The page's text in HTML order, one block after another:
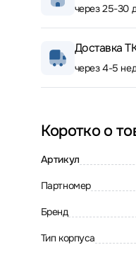
через 25-30
Доставка
через 4-5
Коротко о
Артикул
Партномер
Бренд
Тип корпуса